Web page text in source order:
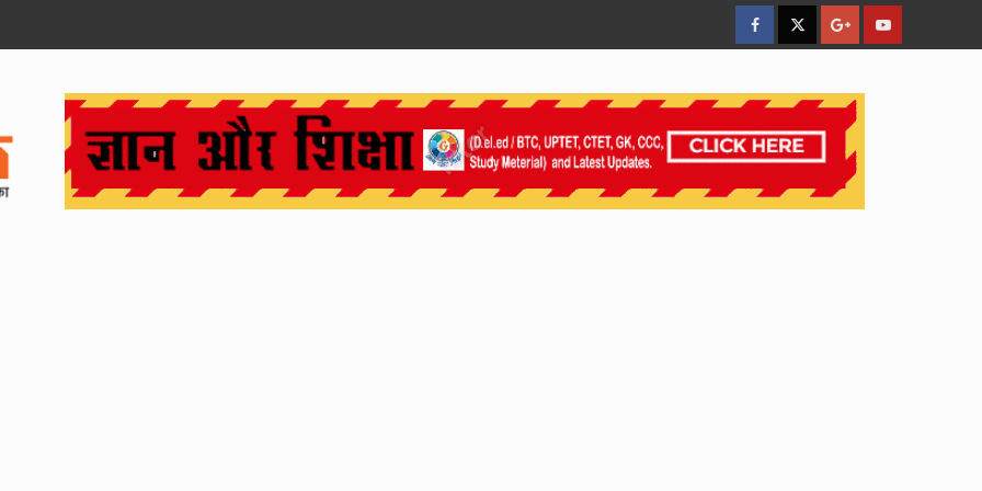
facebookTwitterGoogleYouTube